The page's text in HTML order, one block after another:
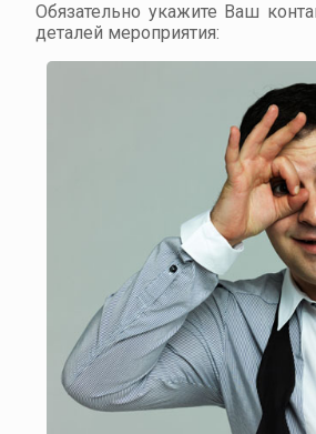
Обязательно укажите Ваш
деталей мероприятия: